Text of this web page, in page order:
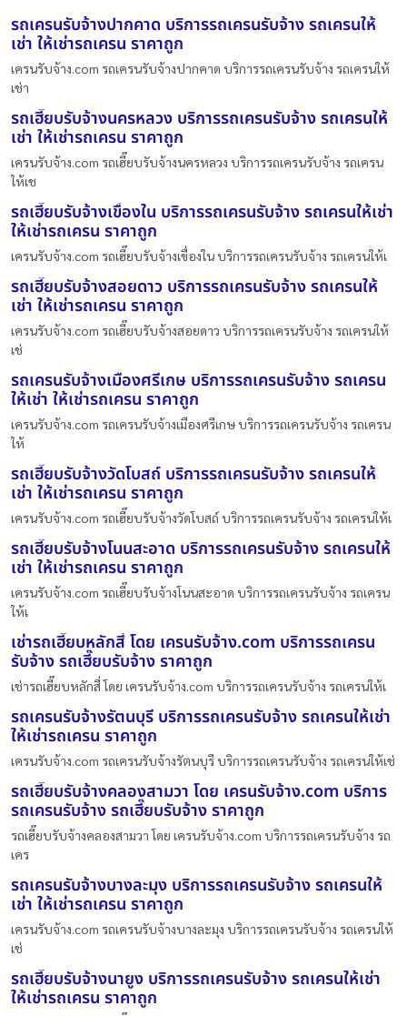
รถเครนรับจ้างปากคาด บริการรถเครนรับจ้าง รถเครนให้
เช่า ให้เช่ารถเครน ราคาถูก
เครนรับจ้าง.com รถเครนรับจ้างปากคาด บริการรถเครนรับจ้าง รถเครนให้
เช่า
รถเฮี๊ยบรับจ้างนครหลวง บริการรถเครนรับจ้าง รถเครนให้
เช่า ให้เช่ารถเครน ราคาถูก
เครนรับจ้าง.com รถเฮี๊ยบรับจ้างนครหลวง บริการรถเครนรับจ้าง รถเครน
ให้เช
รถเฮี๊ยบรับจ้างเขื่องใน บริการรถเครนรับจ้าง รถเครนให้เช่า
ให้เช่ารถเครน ราคาถูก
เครนรับจ้าง.com รถเฮี๊ยบรับจ้างเขื่องใน บริการรถเครนรับจ้าง รถเครนให้เ
รถเฮี๊ยบรับจ้างสอยดาว บริการรถเครนรับจ้าง รถเครนให้
เช่า ให้เช่ารถเครน ราคาถูก
เครนรับจ้าง.com รถเฮี๊ยบรับจ้างสอยดาว บริการรถเครนรับจ้าง รถเครนให้
เช่
รถเครนรับจ้างเมืองศรีเกษ บริการรถเครนรับจ้าง รถเครน
ให้เช่า ให้เช่ารถเครน ราคาถูก
เครนรับจ้าง.com รถเครนรับจ้างเมืองศรีเกษ บริการรถเครนรับจ้าง รถเครน
ให้
รถเฮี๊ยบรับจ้างวัดโบสถ์ บริการรถเครนรับจ้าง รถเครนให้
เช่า ให้เช่ารถเครน ราคาถูก
เครนรับจ้าง.com รถเฮี๊ยบรับจ้างวัดโบสถ์ บริการรถเครนรับจ้าง รถเครนให้เ
รถเฮี๊ยบรับจ้างโนนสะอาด บริการรถเครนรับจ้าง รถเครนให้
เช่า ให้เช่ารถเครน ราคาถูก
เครนรับจ้าง.com รถเฮี๊ยบรับจ้างโนนสะอาด บริการรถเครนรับจ้าง รถเครน
ให้เ
เช่ารถเฮี๊ยบหลักสี่ โดย เครนรับจ้าง.com บริการรถเครน
รับจ้าง รถเฮี๊ยบรับจ้าง ราคาถูก
เช่ารถเฮี๊ยบหลักสี่ โดย เครนรับจ้าง.com บริการรถเครนรับจ้าง รถเครนให้เ
รถเครนรับจ้างรัตนบุรี บริการรถเครนรับจ้าง รถเครนให้เช่า
ให้เช่ารถเครน ราคาถูก
เครนรับจ้าง.com รถเครนรับจ้างรัตนบุรี บริการรถเครนรับจ้าง รถเครนให้เช่
รถเฮี๊ยบรับจ้างคลองสามวา โดย เครนรับจ้าง.com บริการ
รถเครนรับจ้าง รถเฮี๊ยบรับจ้าง ราคาถูก
รถเฮี๊ยบรับจ้างคลองสามวา โดย เครนรับจ้าง.com บริการรถเครนรับจ้าง รถ
เคร
รถเครนรับจ้างบางละมุง บริการรถเครนรับจ้าง รถเครนให้
เช่า ให้เช่ารถเครน ราคาถูก
เครนรับจ้าง.com รถเครนรับจ้างบางละมุง บริการรถเครนรับจ้าง รถเครนให้
เช่
รถเฮี๊ยบรับจ้างนายูง บริการรถเครนรับจ้าง รถเครนให้เช่า
ให้เช่ารถเครน ราคาถูก